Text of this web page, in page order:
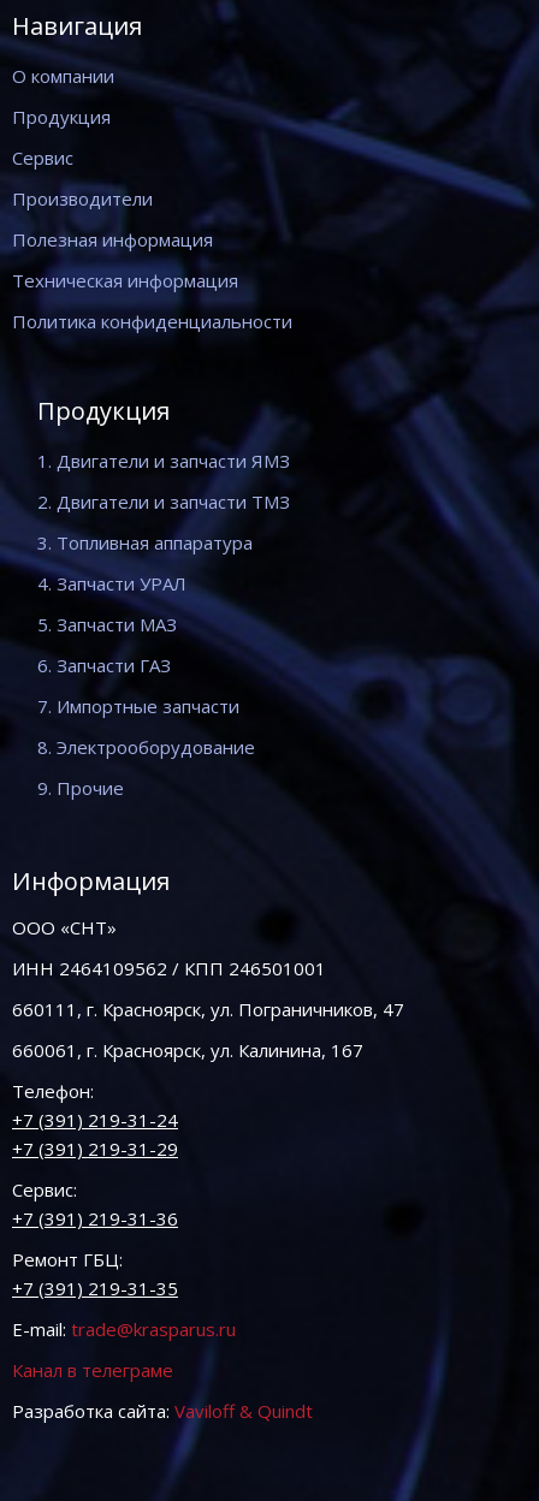
Навигация
О компании
Продукция
Сервис
Производители
Полезная информация
Техническая информация
Политика конфиденциальности
Продукция
1. Двигатели и запчасти ЯМЗ
2. Двигатели и запчасти ТМЗ
3. Топливная аппаратура
4. Запчасти УРАЛ
5. Запчасти МАЗ
6. Запчасти ГАЗ
7. Импортные запчасти
8. Электрооборудование
9. Прочие
Информация
ООО «СНТ»
ИНН 2464109562 / КПП 246501001
660111, г. Красноярск, ул. Пограничников, 47
660061, г. Красноярск, ул. Калинина, 167
Телефон:
+7 (391) 219-31-24
+7 (391) 219-31-29
Сервис:
+7 (391) 219-31-36
Ремонт ГБЦ:
+7 (391) 219-31-35
E-mail: trade@krasparus.ru
Канал в телеграме
Разработка сайта: Vaviloff & Quindt